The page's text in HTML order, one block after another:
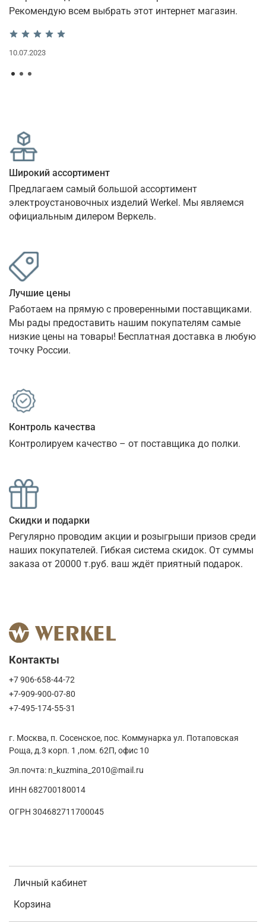
Рекомендую всем выбрать этот интернет магазин.
10.07.2023
Широкий ассортимент
Предлагаем самый большой ассортимент
электроустановочных изделий Werkel. Мы являемся
официальным дилером Веркель.
Лучшие цены
Работаем на прямую с проверенными поставщиками.
Мы рады предоставить нашим покупателям самые
низкие цены на товары! Бесплатная доставка в любую
точку России.
Контроль качества
Контролируем качество – от поставщика до полки.
Скидки и подарки
Регулярно проводим акции и розыгрыши призов среди
наших покупателей. Гибкая система скидок. От суммы
заказа от 20000 т.руб. ваш ждёт приятный подарок.
Личный кабинет
Корзина
Контакты
+7 906-658-44-72
+7-909-900-07-80
+7-495-174-55-31
г. Москва, п. Сосенское, пос. Коммунарка ул. Потаповская
Роща, д.3 корп. 1 ,пом. 62П, офис 10
Эл.почта: n_kuzmina_2010@mail.ru
ИНН 682700180014
ОГРН 304682711700045